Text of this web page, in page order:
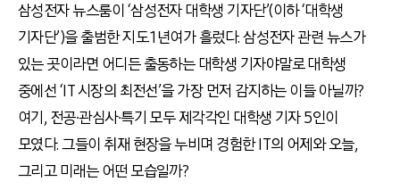
삼성전자 뉴스룸이 ‘삼성전자 대학생 기자단’(이하 ‘대학생
기자단’)을 출범한 지도 1년여가 흘렀다. 삼성전자 관련 뉴스가
있는 곳이라면 어디든 출동하는 대학생 기자야말로 대학생
중에선 ‘IT 시장의 최전선’을 가장 먼저 감지하는 이들 아닐까?
여기, 전공∙관심사∙특기 모두 제각각인 대학생 기자 5인이
모였다. 그들이 취재 현장을 누비며 경험한 IT의 어제와 오늘,
그리고 미래는 어떤 모습일까?